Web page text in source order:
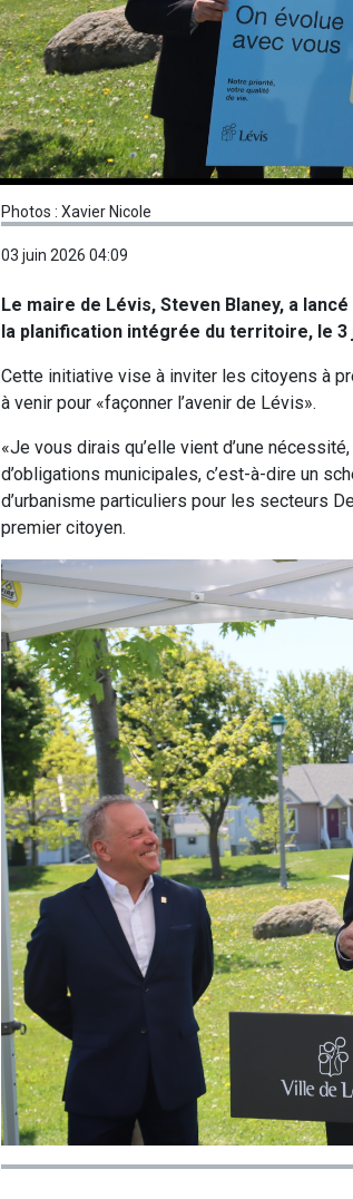
Photos : Xavier Nicole
03 juin 2026 04:09
Le maire de Lévis, Steven Blaney, a
la planification intégrée du territoire, le 3
Cette initiative vise à inviter les citoyens à
à venir pour «façonner l’avenir de Lévis».
«Je vous dirais qu’elle vient d’une
d’obligations municipales, c’est-à-dire un
d’urbanisme particuliers pour les secteurs
premier citoyen.